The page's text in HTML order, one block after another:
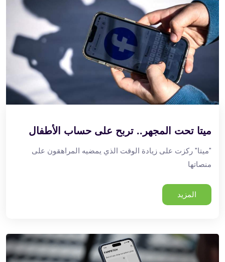
ميتا تحت المجهر.. تربح على حساب الأطفال
"ميتا" ركزت على زيادة الوقت الذي يمضيه المراهقون على
منصاتها
المزيد